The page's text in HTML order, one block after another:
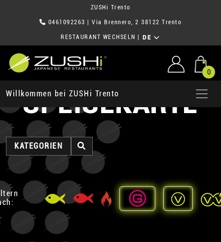
ZUSHi Trento
0461092263 | Via Brennero, 2 38122 Trento
RESTAURANT WECHSELN DE
0
Willkommen bei ZUSHi Trento
SPEISEKARTE
KATEGORIEN